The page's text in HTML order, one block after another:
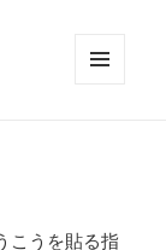
こうを貼る指